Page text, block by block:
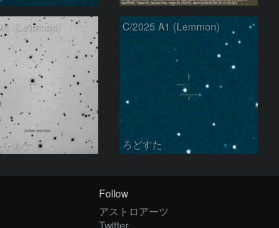
(Lemmon)
ルナ
C/2025 A1 (Lemmon)
ろどすた
Follow
アストロアーツ
Twitter